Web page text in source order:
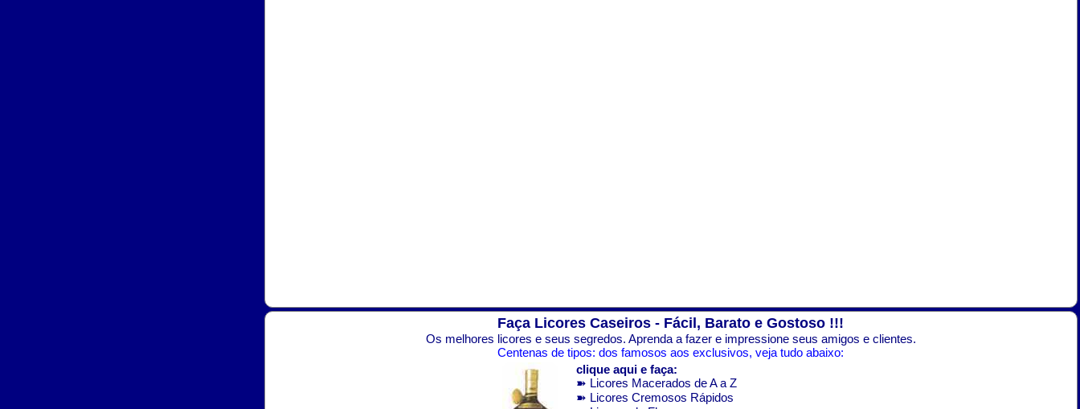
Faça Licores Caseiros - Fácil, Barato e Gostoso !!!
Os melhores licores e seus segredos. Aprenda a fazer e impressione seus amigos e clientes.
Centenas de tipos: dos famosos aos exclusivos, veja tudo abaixo:
clique aqui e faça:
➽ Licores Macerados de A a Z
➽ Licores Cremosos Rápidos